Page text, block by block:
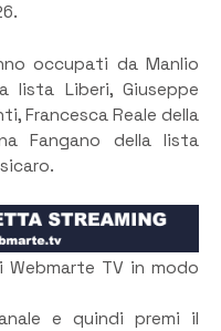
occupati da Manlio
lista Liberi, Giuseppe
Francesca Reale della
Fangano della lista
Webmarte TV in modo
e quindi premi il